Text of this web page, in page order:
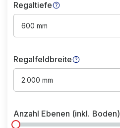
Regaltiefe
600 mm
Regalfeldbreite
2.000 mm
Anzahl Ebenen (inkl. Boden)